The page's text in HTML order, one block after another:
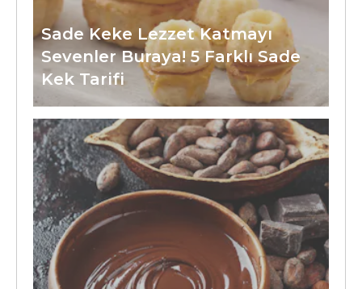
Sade Keke Lezzet Katmayı
Sevenler Buraya! 5 Farklı Sade
Kek Tarifi